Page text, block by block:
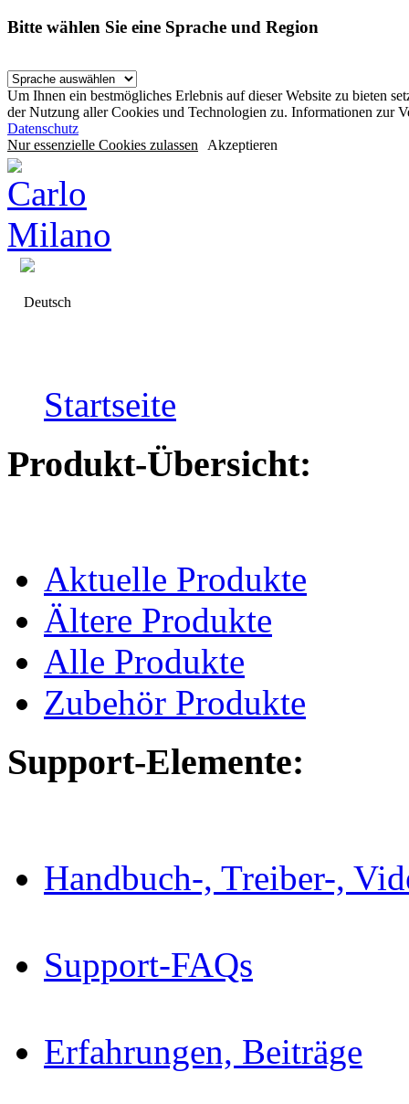
Bitte wählen Sie eine Sprache und Region
Um Ihnen ein bestmögliches Erlebnis auf dieser Website zu bieten
der Nutzung aller Cookies und Technologien zu. Informationen zur
Datenschutz
Nur essenzielle Cookies zulassen Akzeptieren
Deutsch
Startseite
Produkt-Übersicht:
Aktuelle Produkte
Ältere Produkte
Alle Produkte
Zubehör Produkte
Support-Elemente:
Handbuch-, Treiber-,
Support-FAQs
Erfahrungen, Beiträge